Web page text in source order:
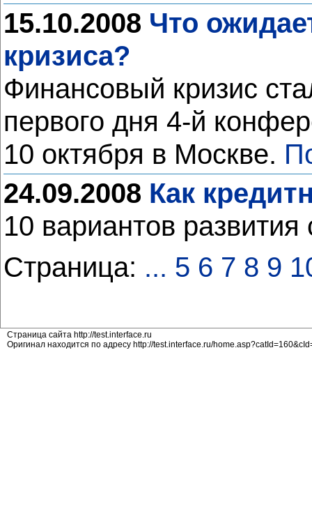
15.10.2008 Что
кризиса?
Финансовый кризис
первого дня 4-й
10 октября в Москве.
24.09.2008 Как
10 вариантов
Страница: ... 5 6 7 8 9
Страница сайта http://test.interface.ru
Оригинал находится по адресу http://test.interface.ru/